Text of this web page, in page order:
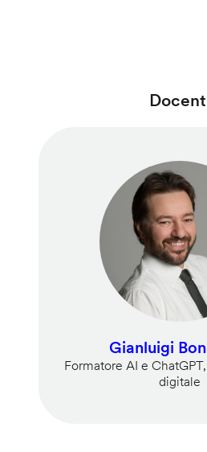
Gianluigi
Formatore AI e
digitale